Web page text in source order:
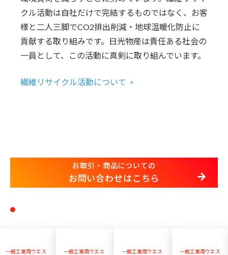
クル活動は自社だけで完結するものではなく、お客
様と二人三脚でCO2排出削減・地球温暖化防止に
貢献する取り組みです。日光物産は責任ある社会の
一員として、この活動に真剣に取り組んでいます。
繊維リサイクル活動について >
お取引・商品についての
お問い合わせはこちら
一般工業用ウエス
一般工業用ウエス
一般工業用ウエス
一般工業用ウエス